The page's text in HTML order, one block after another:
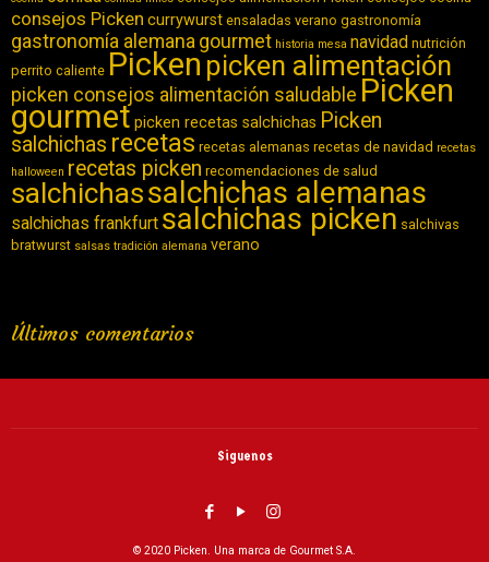
consejos Picken currywurst ensaladas verano gastronomía
gastronomía alemana gourmet historia mesa navidad nutrición
perrito caliente Pickenpicken alimentación
picken consejos alimentación saludable Picken
gourmetpicken recetas salchichas Picken
salchichas recetas recetas alemanas recetas de navidad recetas
halloween recetas picken recomendaciones de salud
salchichassalchichas alemanas
salchichas frankfurt salchichas picken salchivas
bratwurst salsas tradición alemana verano
Últimos comentarios
Siguenos
© 2020 Picken. Una marca de Gourmet S.A.